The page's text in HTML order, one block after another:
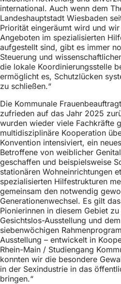
c
h
h
i
e
r
:
international. Auch wenn dem
Landeshauptstadt Wiesbaden
Priorität eingeräumt wird und
Angeboten im spezialisierten
aufgestellt sind, gibt es immer
Steuerung und
die lokale Koordinierungsstelle
ermöglicht es, Schutzlücken
zu schließen.“
Die Kommunale
zufrieden auf das Jahr 2025
wurden wieder viele Fachkräfte
multidisziplinäre Kooperation
Konvention intensiviert, ein
Betroffene von weiblicher
geschaffen und beispielsweise
stationären Wohneinrichtungen
spezialisierten Hilfestrukturen
gemeinsam den notwendig
Generationenwechsel. Es gilt
Pionierinnen in diesem Gebiet
Gesichtslos-Ausstellung und
siebenwöchigen
Ausstellung – entwickelt in
Rhein-Main / Studiengang
konnten wir die besondere
in der Sexindustrie in das
bringen.“